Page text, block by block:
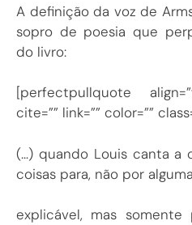
A definição da voz de
sopro de poesia que
do livro:
[perfectpullquote
cite=”” link=”” color=””
(…) quando Louis canta a
coisas para, não por
explicável, mas